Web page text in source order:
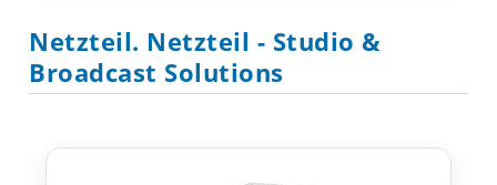
Netzteil. Netzteil - Studio &
Broadcast Solutions